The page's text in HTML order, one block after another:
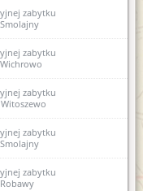
Wojewódzkiej
Guty
zabytków
ewidencji
Lidzbark Warmiński
zabytku
ewidencji
11 Nowe Guty
zabytków
ewidencji
zabytku
zabytku
zabytku
zabytku
zabytku